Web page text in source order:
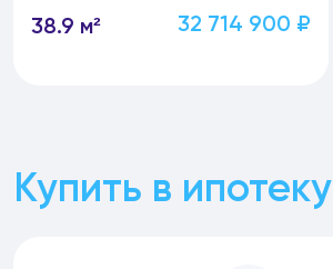
38.9 м²
32 714 900 ₽
Купить в ипотеку